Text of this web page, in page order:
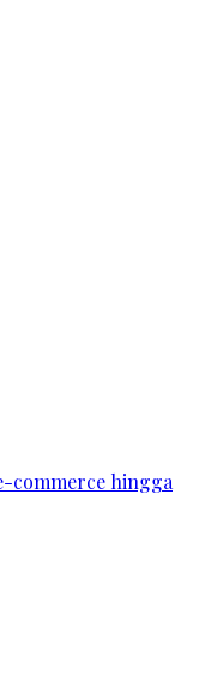
commerce hingga